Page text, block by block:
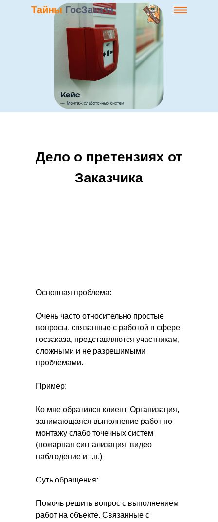
Тайны ГосЗаказа
Основная проблема:
Очень часто относительно простые
вопросы, связанные с работой в сфере
госзаказа, представляются участникам,
сложными и не разрешимыми
проблемами.
Пример:
Ко мне обратился клиент. Организация,
занимающаяся выполнение работ по
монтажу слабо точечных систем
(пожарная сигнализация, видео
наблюдение и т.п.)
Суть обращения:
Помочь решить вопрос с выполнением
работ на объекте. Связанные с
Дело о претензиях от
Заказчика